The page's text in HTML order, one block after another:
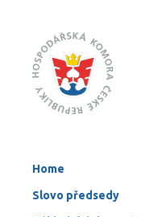
Home
Slovo předsedy